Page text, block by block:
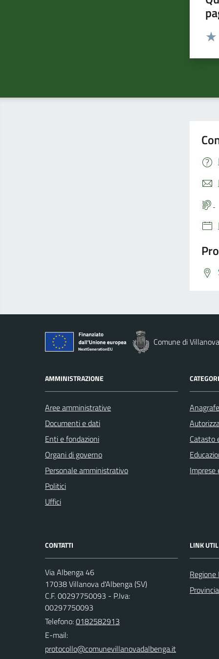
Comune di
AMMINISTRAZIONE
Aree amministrative
Documenti e dati
Enti e fondazioni
Organi di governo
Personale amministrativo
Politici
Uffici
Catasto
Imprese
CONTATTI
Via Albenga 46
17038 Villanova d'Albenga (SV)
C.F. 00297750093 - P.Iva:
00297750093
Telefono:0182582913
E-mail:
LINK
Regione